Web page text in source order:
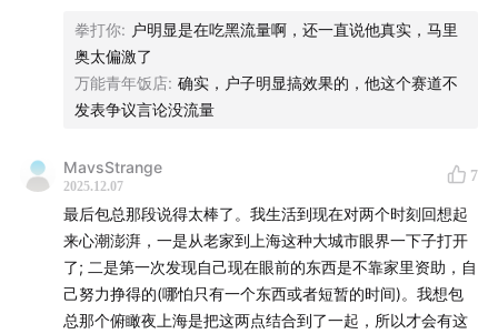
时间：12月6日-7日12:00-21:30
拳打你: 户明显是在吃黑流量啊，还一直说他真实，马里
奥太偏激了
万能青年饭店: 确实，户子明显搞效果的，他这个赛道不
发表争议言论没流量
MavsStrange
2025.12.07
7
最后包总那段说得太棒了。我生活到现在对两个时刻回想起
来心潮澎湃，一是从老家到上海这种大城市眼界一下子打开
了; 二是第一次发现自己现在眼前的东西是不靠家里资助，自
己努力挣得的(哪怕只有一个东西或者短暂的时间)。我想包
总那个俯瞰夜上海是把这两点结合到了一起，所以才会有这